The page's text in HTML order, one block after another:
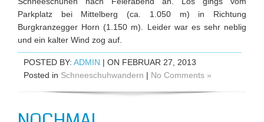
Parkplatz bei Mittelberg (ca. 1.050 m) in Richtung
Burgkranzegger Horn (1.150 m). Leider war es sehr neblig
und ein kalter Wind zog auf.
POSTED BY: ADMIN | ON FEBRUAR 27, 2013
Posted in Schneeschuhwandern | No Comments »